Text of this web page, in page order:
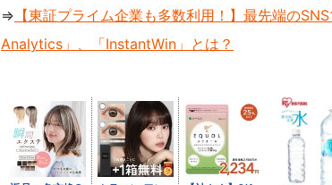
⇒ 【東証プライム企業も多数利用！】最先端の
Analytics」、「InstantWin」とは？